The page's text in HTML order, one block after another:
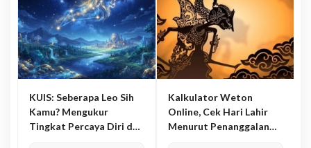
KUIS: Seberapa Leo Sih
Kamu? Mengukur
Tingkat Percaya Diri dan
Kalkulator Weton
Online, Cek Hari Lahir
Menurut Penanggalan